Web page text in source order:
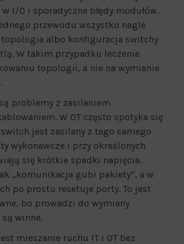
I/O i sporadyczne błędy modułów.
przewodu wszystko nagle
topologia albo konfiguracja switchy
W takim przypadku leczenie
topologii, a nie na wymianie
problemy z zasilaniem
W OT często spotyka się
jest zasilany z tego samego
wykonawcze i przy określonych
się krótkie spadki napięcia.
„komunikacja gubi pakiety”, a w
po prostu resetuje porty. To jest
bo prowadzi do wymiany
winne.
mieszanie ruchu IT i OT bez